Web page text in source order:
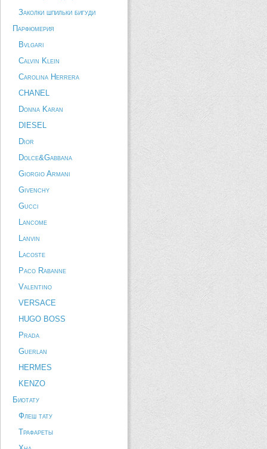
Заколки шпильки бигуди
Парфюмерия
Bvlgari
Calvin Klein
Carolina Herrera
CHANEL
Donna Karan
DIESEL
Dior
Dolce&Gabbana
Giorgio Armani
Givenchy
Gucci
Lancome
Lanvin
Lacoste
Paco Rabanne
Valentino
VERSACE
HUGO BOSS
Prada
Guerlan
HERMES
KENZO
Биотату
Флеш тату
Трафареты